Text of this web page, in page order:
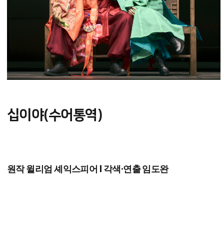
십이야(수어통역)
원작 윌리엄 셰익스피어 l 각색·연출 임도완